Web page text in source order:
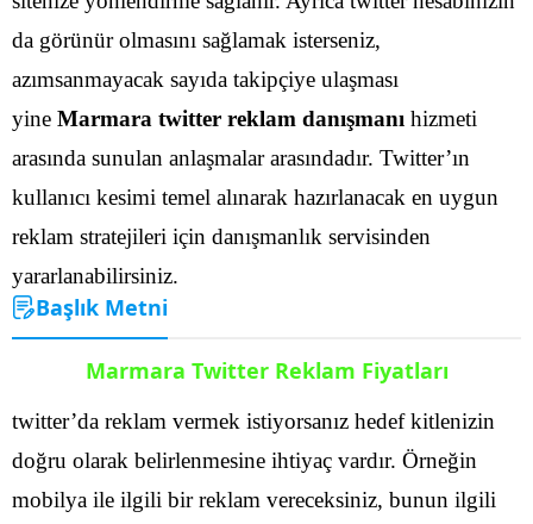
da görünür olmasını sağlamak isterseniz,
azımsanmayacak sayıda takipçiye ulaşması
yine Marmara twitter reklam danışmanı hizmeti
arasında sunulan anlaşmalar arasındadır. Twitter’ın
kullanıcı kesimi temel alınarak hazırlanacak en uygun
reklam stratejileri için danışmanlık servisinden
yararlanabilirsiniz.
Başlık Metni
Marmara Twitter Reklam Fiyatları
twitter’da reklam vermek istiyorsanız hedef kitlenizin
doğru olarak belirlenmesine ihtiyaç vardır. Örneğin
mobilya ile ilgili bir reklam vereceksiniz, bunun ilgili